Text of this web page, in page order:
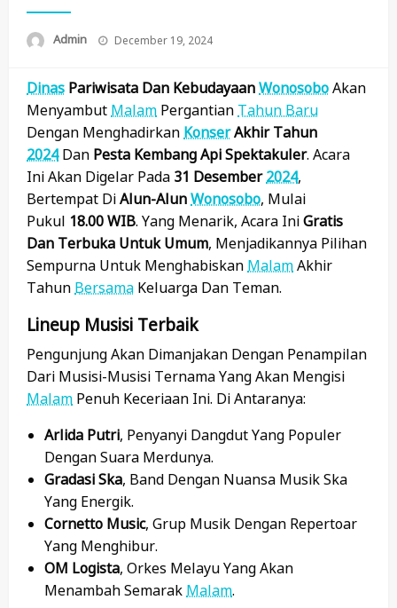
Admin
Posted
December 19, 2024
Dinas Pariwisata Dan KebudayaanWonosoboAkan
Menyambut Malam Pergantian Tahun Baru
Dengan Menghadirkan KonserAkhir Tahun
2024Dan Pesta Kembang Api Spektakuler. Acara
Ini Akan Digelar Pada 31 Desember2024,
Bertempat DiAlun-AlunWonosobo, Mulai
Pukul 18.00 WIB. Yang Menarik, Acara IniGratis
Dan Terbuka Untuk Umum, Menjadikannya Pilihan
Sempurna Untuk Menghabiskan MalamAkhir
Tahun Bersama Keluarga Dan Teman.
Lineup Musisi Terbaik
Pengunjung Akan Dimanjakan Dengan Penampilan
Dari Musisi-Musisi Ternama Yang Akan Mengisi
Malam Penuh Keceriaan Ini. Di Antaranya:
Arlida Putri, Penyanyi Dangdut Yang Populer
Dengan Suara Merdunya.
Gradasi Ska, Band Dengan Nuansa Musik Ska
Yang Energik.
Cornetto Music, Grup Musik Dengan Repertoar
Yang Menghibur.
OM Logista, Orkes Melayu Yang Akan
Menambah Semarak Malam.